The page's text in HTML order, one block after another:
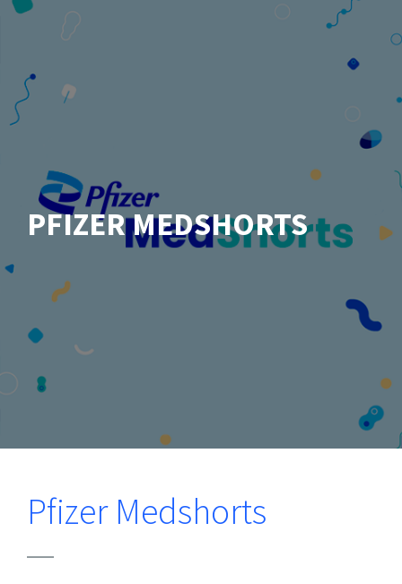
PFIZER MEDSHORTS
Pfizer Medshorts